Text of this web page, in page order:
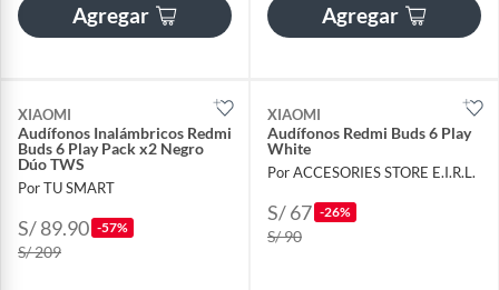
Agregar Agregar
XIAOMI
Audífonos Inalámbricos Redmi
Buds 6 Play Pack x2 Negro
Dúo TWS
Por TU SMART
S/ 89.90 -57%
S/ 209
XIAOMI
Audífonos Redmi Buds 6 Play
White
Por ACCESORIES STORE E.I.R.L.
S/ 67 -26%
S/ 90